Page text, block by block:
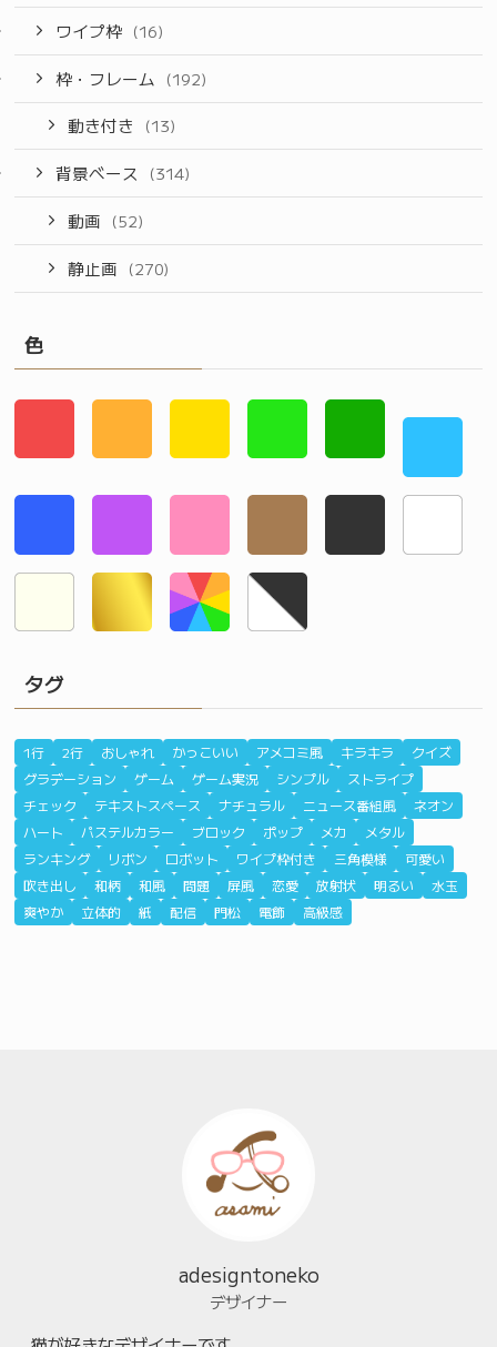
ワイプ枠 (16)
枠・フレーム (192)
動き付き (13)
背景ベース (314)
動画 (52)
静止画 (270)
色
タグ
1行 2行 おしゃれ かっこいい アメコミ風 キラキラ
クイズ
グラデーション
ゲーム ゲーム実況 シンプル
ストライプ
チェック
テキストスペース ナチュラル ニュース番組風
ネオン
ハート
パステルカラー ブロック ポップ メカ
メタル
ランキング
リボン ロボット ワイプ枠付き 三角模様
可愛い
吹き出し
和柄 和風 問題 屏風 恋愛 放射状 明るい
水玉
爽やか
立体的 紙 配信 門松 電飾 高級感
adesigntoneko
デザイナー